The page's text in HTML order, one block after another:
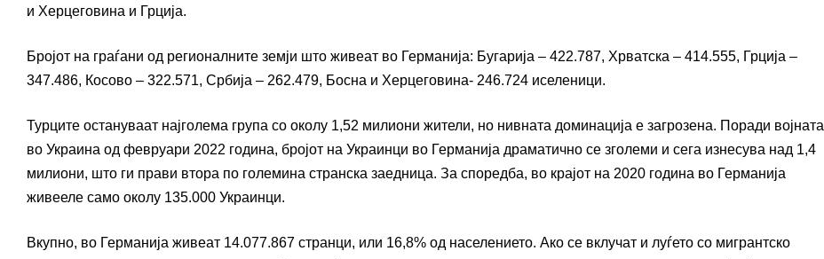
и Херцеговина и Грција.
Бројот на граѓани од регионалните земји што живеат во Германија: Бугарија – 422.787, Хрватска – 414.555, Грција –
347.486, Косово – 322.571, Србија – 262.479, Босна и Херцеговина- 246.724 иселеници.
Турците остануваат најголема група со околу 1,52 милиони жители, но нивната доминација е загрозена. Поради војната
во Украина од февруари 2022 година, бројот на Украинци во Германија драматично се зголеми и сега изнесува над 1,4
милиони, што ги прави втора по големина странска заедница. За споредба, во крајот на 2020 година во Германија
живееле само околу 135.000 Украинци.
Вкупно, во Германија живеат 14.077.867 странци, или 16,8% од населението. Ако се вклучат и луѓето со мигрантско